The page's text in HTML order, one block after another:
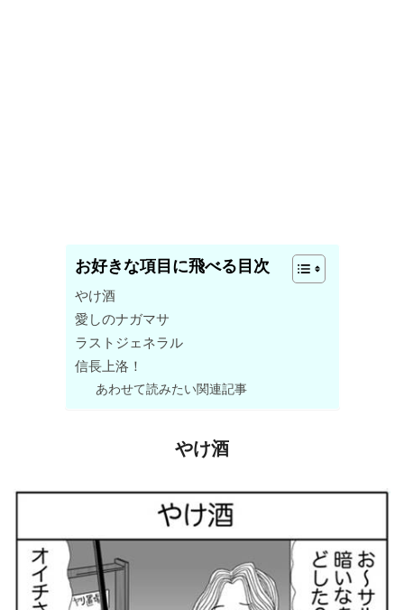
お好きな項目に飛べる目次
やけ酒
愛しのナガマサ
ラストジェネラル
信長上洛！
あわせて読みたい関連記事
やけ酒